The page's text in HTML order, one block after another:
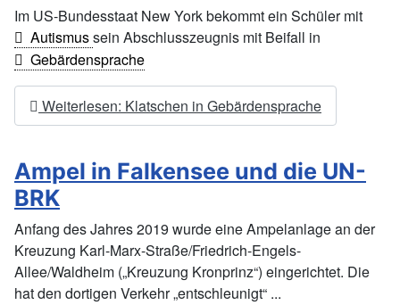
Im US-Bundesstaat New York bekommt ein Schüler mit
Autismussein Abschlusszeugnis mit Beifall in
Gebärdensprache
Weiterlesen: Klatschen in Gebärdensprache
Ampel in Falkensee und die UN-
BRK
Anfang des Jahres 2019 wurde eine Ampelanlage an der
Kreuzung Karl-Marx-Straße/Friedrich-Engels-
Allee/Waldheim („Kreuzung Kronprinz“) eingerichtet. Die
hat den dortigen Verkehr „entschleunigt“ ...